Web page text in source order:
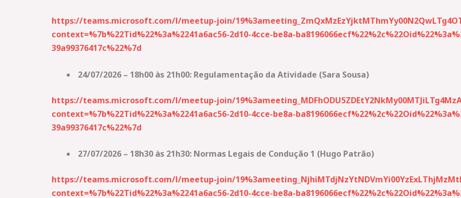
https://teams.microsoft.com/l/meetup-join/
context=%7b%22Tid%22%3a%2241a6ac56-2d10-4cce-be8a-
39a99376417c%22%7d
24/07/2026 – 18h00 às 21h00: Regulamentação da Atividade (Sara Sousa)
https://teams.microsoft.com/l/meetup-join/
context=%7b%22Tid%22%3a%2241a6ac56-2d10-4cce-be8a-
39a99376417c%22%7d
27/07/2026 – 18h30 às 21h30: Normas Legais de Condução 1 (Hugo Patrão)
https://teams.microsoft.com/l/meetup-join/
context=%7b%22Tid%22%3a%2241a6ac56-2d10-4cce-be8a-